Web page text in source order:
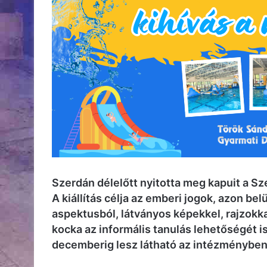
Szerdán délelőtt nyitotta meg kapuit a
A kiállítás célja az emberi jogok, azon
aspektusból, látványos képekkel,
kocka az informális tanulás lehetőségét
decemberig lesz látható az